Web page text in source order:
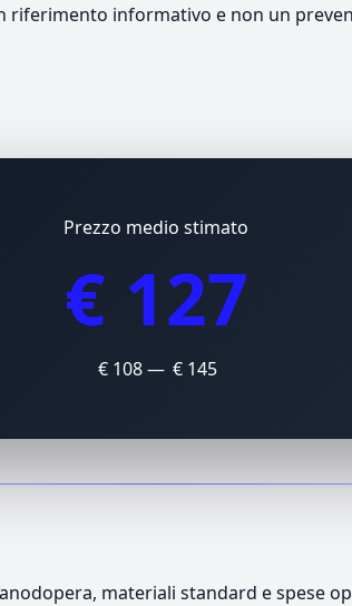
riferimento informativo e non un
Prezzo medio stimato
€ 127
€ 108 — € 145
materiali standard e spese